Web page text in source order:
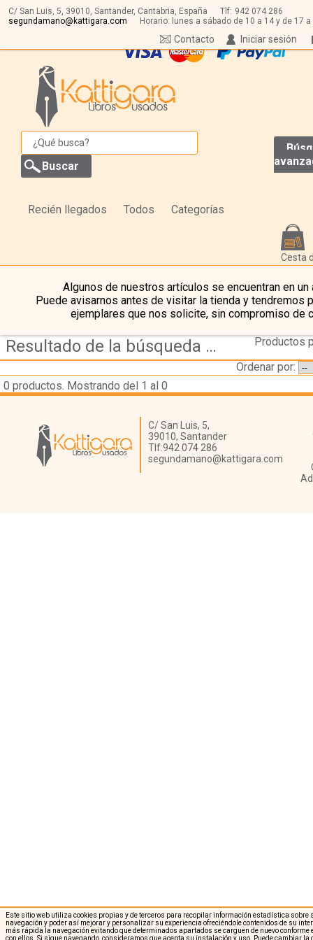
Este sitio web utiliza cookies propias y de terceros para recopilar información estadística sobre
navegación y poder así mejorar y personalizar su experiencia ofreciéndole contenidos de su
más rápida la navegación evitando que determinados apartados se carguen de nuevo
con ellos. Si sigue navegando, consideramos que acepta su instalación y uso. Puede cambiar la
C/ San Luis, 5, 39010, Santander, Cantabria, España Tlf: 942 074 286
segundamano@kattigara.com
Horario: lunes a sábado de 10 a 14 y de 17 a
Iniciar sesión
Contacto
Recién llegados Todos Categorías
Cesta
Algunos de nuestros artículos se encuentran en un
Puede avisarnos antes de visitar la tienda y tendremos
ejemplares que nos solicite, sin compromiso de
Resultado de la búsqueda de autor derob---job
Productos
Ordenar por:
0 productos. Mostrando del 1 al 0
Librería Kattigara
C/ San Luis, 5,
39010, Santander
Tlf:942 074 286
segundamano@kattigara.com